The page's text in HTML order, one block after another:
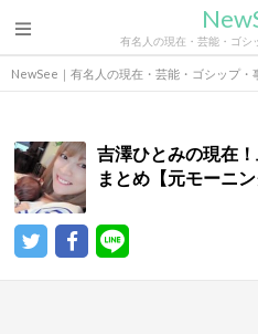
有名人の現在・芸能・ゴシ
NewSee｜有名人の現在・芸能・ゴシップ・
吉澤ひとみの現在
まとめ【元モーニン